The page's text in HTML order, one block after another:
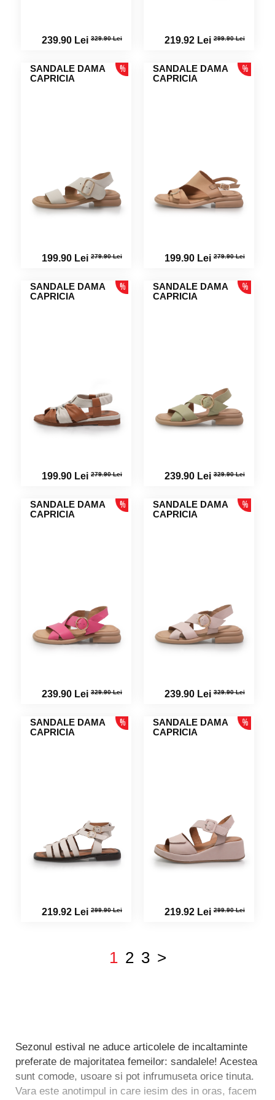
239.90 Lei 329.90 Lei 219.92 Lei299.90 Lei
SANDALE DAMA
CAPRICIA
199.90 Lei 279.90 Lei
SANDALE DAMA
CAPRICIA
199.90 Lei279.90 Lei
SANDALE DAMA
CAPRICIA
199.90 Lei 279.90 Lei
SANDALE DAMA
CAPRICIA
239.90 Lei329.90 Lei
SANDALE DAMA
CAPRICIA
239.90 Lei 329.90 Lei
SANDALE DAMA
CAPRICIA
239.90 Lei329.90 Lei
SANDALE DAMA
CAPRICIA
219.92 Lei 299.90 Lei
SANDALE DAMA
CAPRICIA
219.92 Lei299.90 Lei
1 2 3 >
Sezonul estival ne aduce articolele de incaltaminte
preferate de majoritatea femeilor: sandalele! Acestea
sunt comode, usoare si pot infrumuseta orice tinuta.
Vara este anotimpul in care iesim des in oras, facem